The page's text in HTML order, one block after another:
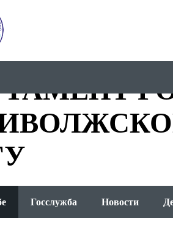
Госслужба Новости